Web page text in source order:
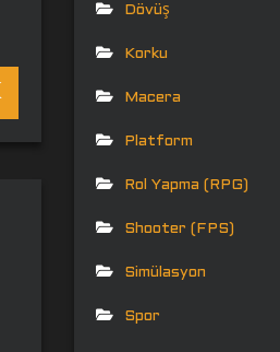
Dövüş
Korku
Macera
Platform
Rol Yapma (RPG)
Shooter (FPS)
Simülasyon
Spor